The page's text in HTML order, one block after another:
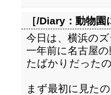
［/Diary： 動物園
今日は、横浜のズ
一年前に名古屋
たばかりだった
まず最初に見た